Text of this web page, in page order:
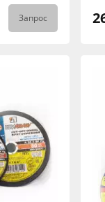
Запрос